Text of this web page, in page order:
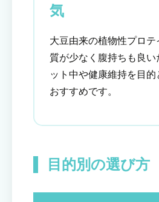
気
大豆由来の植物性プロ
質が少なく腹持ちも良い
ット中や健康維持を目的
おすすめです。
目的別の選び方